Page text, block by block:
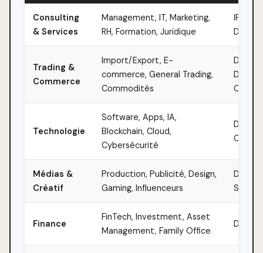
Consulting
& Services
Management, IT, Marketing,
RH, Formation, Juridique
IFZA,
DMCC
Trading &
Commerce
Import/Export, E-
commerce, General Trading,
Commodités
DMCC,
Dubai
Technologie
Software, Apps, IA,
Blockchain, Cloud,
Cybersécurité
Dubai
City,
Médias &
Créatif
Production, Publicité, Design,
Gaming, Influenceurs
Dubai
Finance
FinTech, Investment, Asset
Management, Family Office
DIFC,